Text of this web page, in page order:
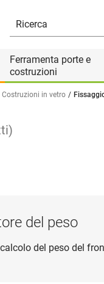
Ferramenta porte e
costruzioni
Costruzioni in vetro
)
del peso
del peso del